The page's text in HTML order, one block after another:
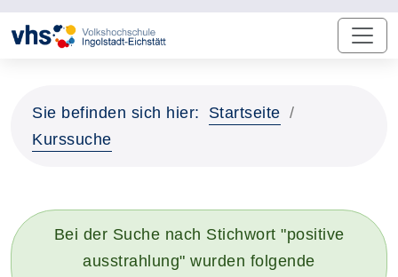
Sie befinden sich hier:
Startseite
Kurssuche
Bei der Suche nach Stichwort "positive
ausstrahlung" wurden folgende